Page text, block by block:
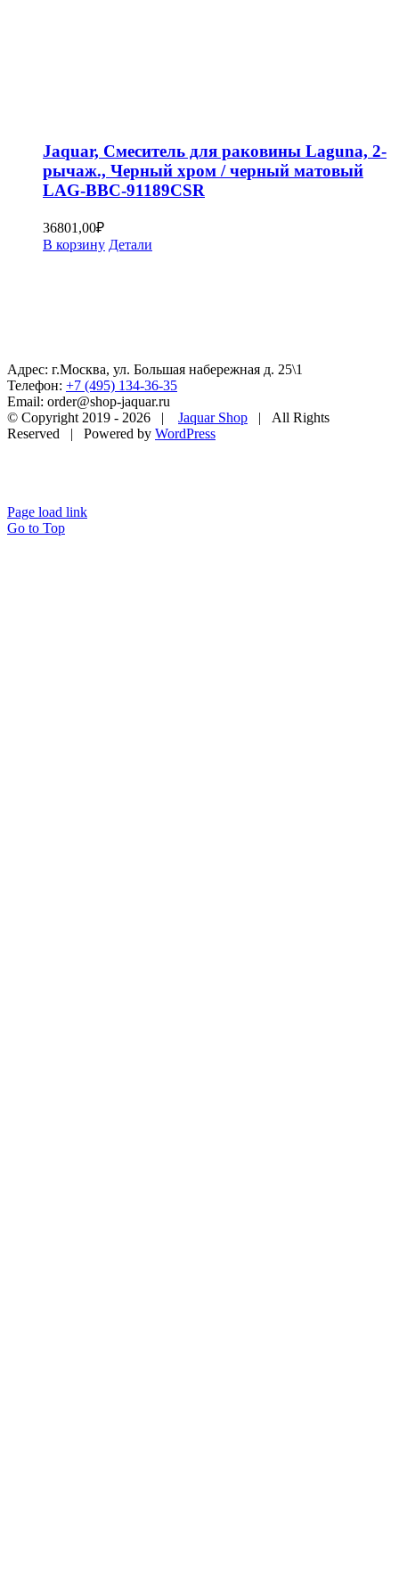
Jaquar, Смеситель для раковины Laguna, 2-
рычаж., Черный хром / черный матовый
LAG-BBC-91189CSR
36801,00₽
В корзину Детали
Адрес: г.Москва, ул. Большая набережная д. 25\1
Телефон: +7 (495) 134-36-35
Email: order@shop-jaquar.ru
© Copyright 2019 - 2026 | Jaquar Shop | All Rights
Reserved | Powered by WordPress
Page load link
Go to Top